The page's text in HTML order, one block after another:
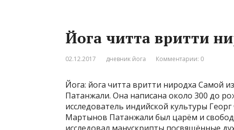
Йога читта вритти
02.12.2017 дневник йога Комментарии: 0
Йога: йога читта вритти ниродха Самой
Патанжали. Она написана около 300 до
исследователь индийской культуры
Мартынов Патанжали был царём и